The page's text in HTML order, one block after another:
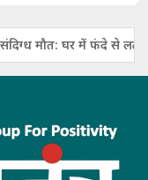
मौत: घर में फंदे से लटका